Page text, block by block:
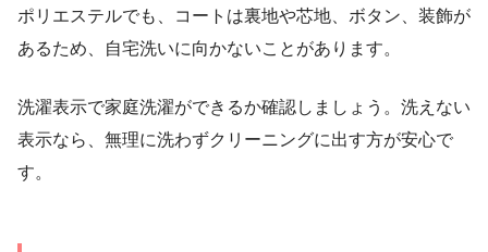
ポリエステルでも、コートは裏地や芯地、ボタン、装飾が
あるため、自宅洗いに向かないことがあります。
洗濯表示で家庭洗濯ができるか確認しましょう。洗えない
表示なら、無理に洗わずクリーニングに出す方が安心で
す。